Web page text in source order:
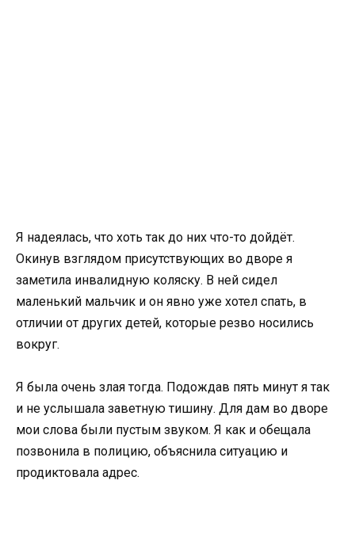
Я надеялась, что хоть так до них что-то дойдёт.
Окинув взглядом присутствующих во дворе я
заметила инвалидную коляску. В ней сидел
маленький мальчик и он явно уже хотел спать, в
отличии от других детей, которые резво носились
вокруг.
Я была очень злая тогда. Подождав пять минут я так
и не услышала заветную тишину. Для дам во дворе
мои слова были пустым звуком. Я как и обещала
позвонила в полицию, объяснила ситуацию и
продиктовала адрес.